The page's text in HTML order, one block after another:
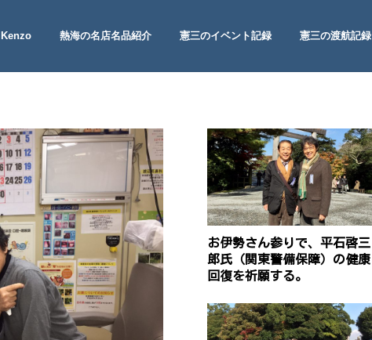
Site
Kenzo 熱海の名店名品紹介 憲三のイベント記録 憲三の渡航記録
お伊勢さん参りで、平石啓三
郎氏（関東警備保障）の健康
回復を祈願する。